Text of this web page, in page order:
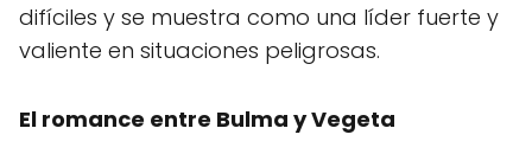
difíciles y se muestra como una líder fuerte y
valiente en situaciones peligrosas.
El romance entre Bulma y Vegeta